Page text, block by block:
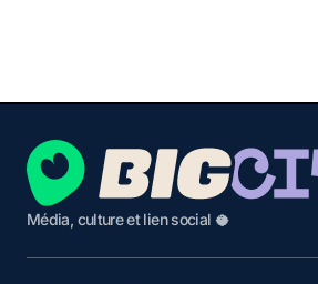
Média, culture et lien social 🥥